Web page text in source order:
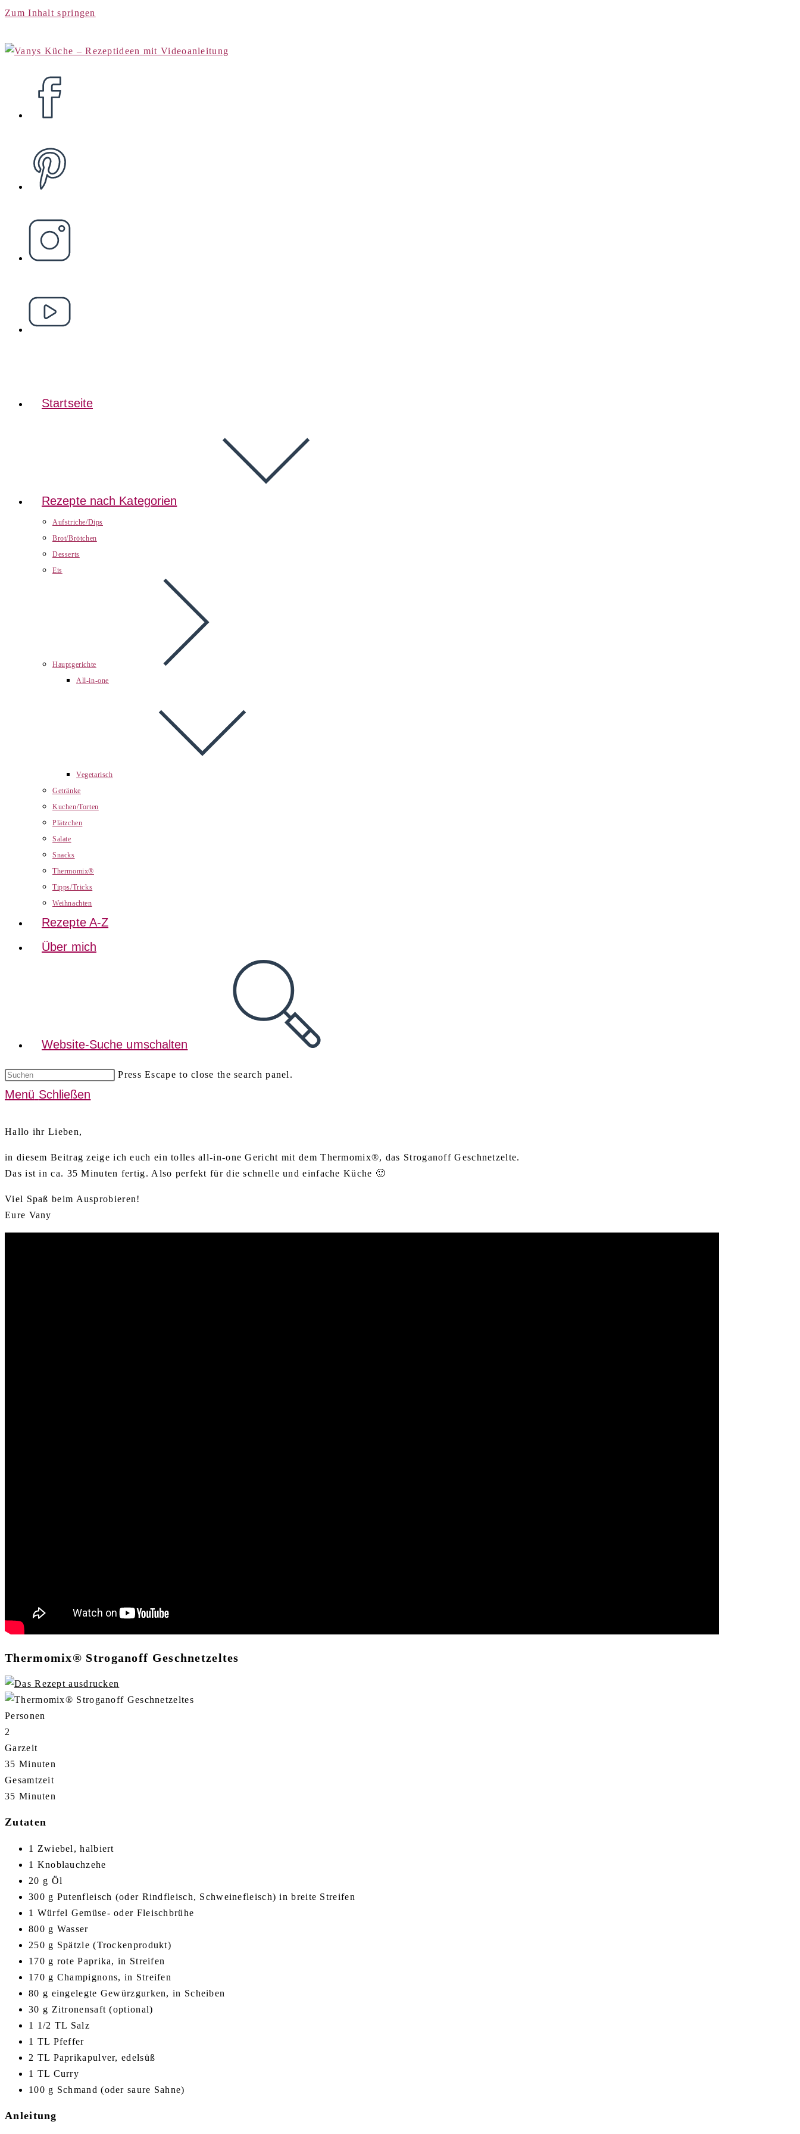
Zum Inhalt springen
Startseite
Rezepte nach Kategorien
Aufstriche/Dips
Brot/Brötchen
Desserts
Eis
Hauptgerichte
All-in-one
Vegetarisch
Getränke
Kuchen/Torten
Plätzchen
Salate
Snacks
Thermomix®
Tipps/Tricks
Weihnachten
Rezepte A-Z
Über mich
Website-Suche umschalten
Press Escape to close the search panel.
Menü Schließen
Hallo ihr Lieben,
in diesem Beitrag zeige ich euch ein tolles all-in-one Gericht mit dem Thermomix®, das Stroganoff Geschnetzelte.
Das ist in ca. 35 Minuten fertig. Also perfekt für die schnelle und einfache Küche 🙂
Viel Spaß beim Ausprobieren!
Eure Vany
Thermomix® Stroganoff Geschnetzeltes
Personen
2
Garzeit
35 Minuten
Gesamtzeit
35 Minuten
Zutaten
1 Zwiebel, halbiert
1 Knoblauchzehe
20 g Öl
300 g Putenfleisch (oder Rindfleisch, Schweinefleisch) in breite Streifen
1 Würfel Gemüse- oder Fleischbrühe
800 g Wasser
250 g Spätzle (Trockenprodukt)
170 g rote Paprika, in Streifen
170 g Champignons, in Streifen
80 g eingelegte Gewürzgurken, in Scheiben
30 g Zitronensaft (optional)
1 1/2 TL Salz
1 TL Pfeffer
2 TL Paprikapulver, edelsüß
1 TL Curry
100 g Schmand (oder saure Sahne)
Anleitung